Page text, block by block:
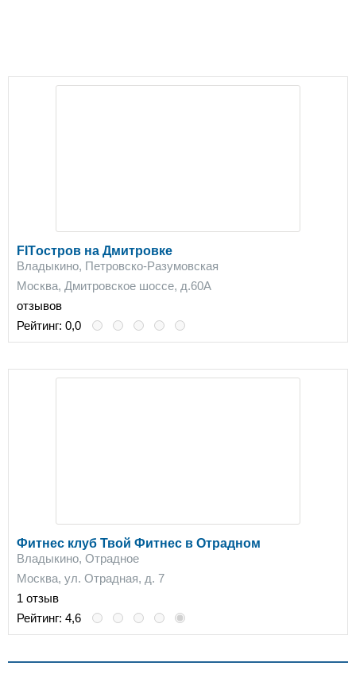
FITостров на Дмитровке
Владыкино, Петровско-Разумовская
Москва, Дмитровское шоссе, д.60А
отзывов
Рейтинг: 0,0
Фитнес клуб Твой Фитнес в Отрадном
Владыкино, Отрадное
Москва, ул. Отрадная, д. 7
1 отзыв
Рейтинг: 4,6